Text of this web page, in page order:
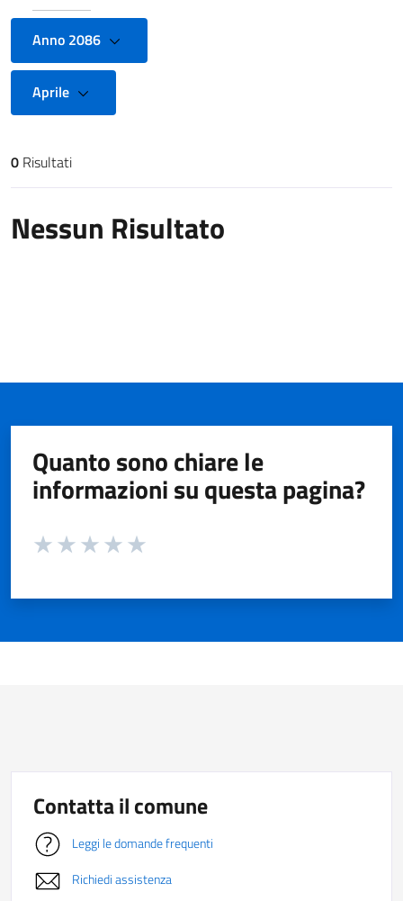
Anno 2086
Aprile
Risultati di ricerca
0 Risultati
Nessun Risultato
Quanto sono chiare le
informazioni su questa pagina?
Valuta da 1 a 5 stelle la pagina
Contatta il comune
Leggi le domande frequenti
Richiedi assistenza